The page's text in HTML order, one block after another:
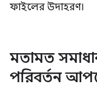
ফাইলের উদাহরণ।
মতামত
পরিবর্তন